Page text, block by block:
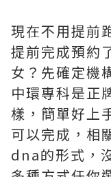
現在不用提前
提前完成預約
女？先確定機
中環專科是正
樣，簡單好上
可以完成，相
dna的形式，